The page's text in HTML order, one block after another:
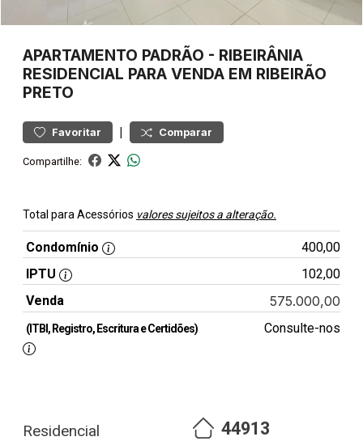
APARTAMENTO PADRÃO - RIBEIRÂNIA
RESIDENCIAL PARA VENDA EM RIBEIRÃO
PRETO
Favoritar | Comparar
Compartilhe:
Total para Acessórios valores sujeitos a alteração.
Condomínio
400,00
IPTU
102,00
Venda
575.000,00
(ITBI, Registro, Escritura e Certidões) Consulte-nos
Residencial 44913